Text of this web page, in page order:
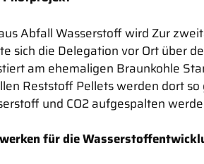
Abfall Wasserstoff wird Zur
sich die Delegation vor Ort über
am ehemaligen Braunkohle
Reststoff Pellets werden dort
und CO2 aufgespalten
für die